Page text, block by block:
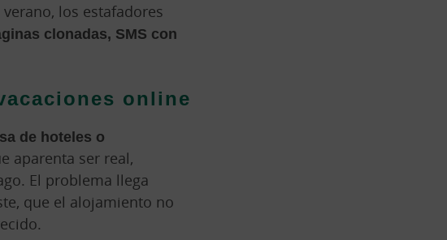
los estafadores
clonadas, SMS con
online
de hoteles o
aparenta ser real,
El problema llega
que el alojamiento no